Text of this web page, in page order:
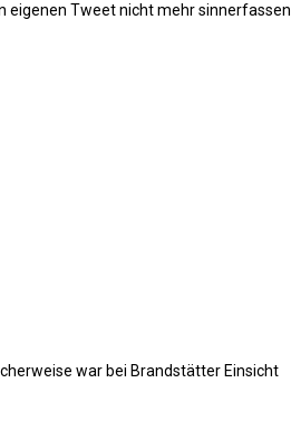
Tweet nicht mehr
war bei Brandstätter Einsicht